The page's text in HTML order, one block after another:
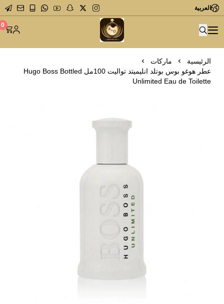
العربية
متجر عاشق العطور 0
الرئيسية
ماركات
عطر هوغو بوس بوتلد انليميتد تواليت 100مل Hugo Boss Bottled
Unlimited Eau de Toilette